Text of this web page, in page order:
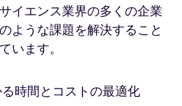
イエンス業界の多くの企業
ような課題を解決すること
います。
時間とコストの最適化